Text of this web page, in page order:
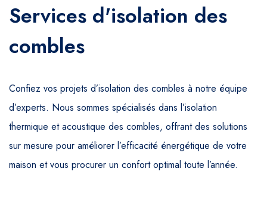
Services d'isolation des
combles
Confiez vos projets d’isolation des combles à notre équipe
d’experts. Nous sommes spécialisés dans l’isolation
thermique et acoustique des combles, offrant des solutions
sur mesure pour améliorer l’efficacité énergétique de votre
maison et vous procurer un confort optimal toute l’année.